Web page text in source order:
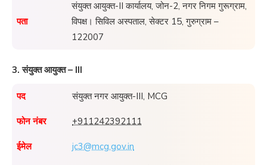
पता
संयुक्त आयुक्त-II कार्यालय, जोन-2, नगर निगम गुरूग्राम,
विपक्ष। सिविल अस्पताल, सेक्टर 15, गुरुग्राम –
122007
3. संयुक्त आयुक्त – III
पद संयुक्त नगर आयुक्त-III, MCG
फोन नंबर +911242392111
ईमेल jc3@mcg.gov.in